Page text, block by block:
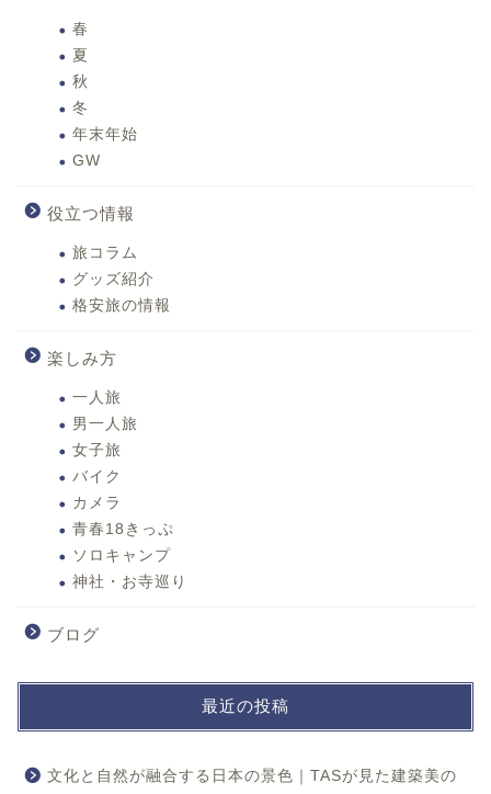
春
夏
秋
冬
年末年始
GW
役立つ情報
旅コラム
グッズ紹介
格安旅の情報
楽しみ方
一人旅
男一人旅
女子旅
バイク
カメラ
青春18きっぷ
ソロキャンプ
神社・お寺巡り
ブログ
最近の投稿
文化と自然が融合する日本の景色｜TASが見た建築美の